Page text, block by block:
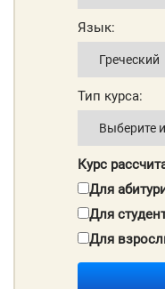
Язык:
Тип курса:
Курс
Для
Для
Для